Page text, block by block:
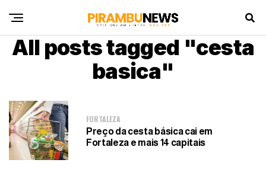
All posts tagged "cesta
basica"
FORTALEZA
Preço da cesta básica cai em
Fortaleza e mais 14 capitais